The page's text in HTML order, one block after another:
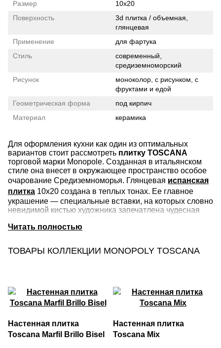
Размер
10x20
Поверхность
3d плитка / объемная,
глянцевая
Применение
для фартука
Стиль
современный,
средиземноморский
Рисунок
моноколор, с рисунком, с
фруктами и едой
Геометрическая форма
под кирпич
Материал
керамика
Для оформления кухни как один из оптимальных
вариантов стоит рассмотреть плитку TOSCANA
торговой марки Monopole. Созданная в итальянском
стиле она внесет в окружающее пространство особое
очарование Средиземноморья. Глянцевая испанская
плитка 10х20 создана в теплых тонах. Ее главное
украшение — специальные вставки, на которых словно
невидимой кистью художника запечатлена чудесная
декоры с изображениями грецких орехов, оливок и
предлагается по относительно недорогой цене.
ТОВАРЫ КОЛЛЕКЦИИ MONOPOLY TOSCANA
Настенная плитка
Toscana Marfil Brillo Bisel
Настенная плитка
Toscana Mix